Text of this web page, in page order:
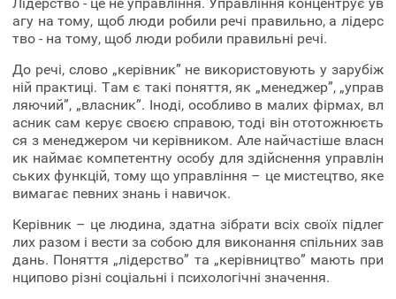
Лідерство - це не управління. Управління концентрує ув
агу на тому, щоб люди робили речі правильно, а лідерс
тво - на тому, щоб люди робили правильні речі.
До речі, слово „керівник” не використовують у зарубіж
ній практиці. Там є такі поняття, як „менеджер”, „управ
ляючий”, „власник”. Іноді, особливо в малих фірмах, вл
асник сам керує своєю справою, тоді він ототожнюєть
ся з менеджером чи керівником. Але найчастіше власн
ик наймає компетентну особу для здійснення управлін
ських функцій, тому що управління – це мистецтво, яке
вимагає певних знань і навичок.
Керівник – це людина, здатна зібрати всіх своїх підлег
лих разом і вести за собою для виконання спільних зав
дань. Поняття „лідерство” та „керівництво” мають при
нципово різні соціальні і психологічні значення.